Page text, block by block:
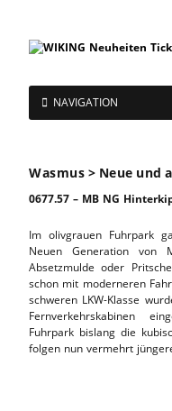
NAVIGATION
Wasmus > Neue und
0677.57 – MB NG
Im olivgrauen Fuhrpark
Neuen Generation von
Absetzmulde oder
schon mit moderneren
schweren LKW-Klasse
Fernverkehrskabinen
Fuhrpark bislang die
folgen nun vermehrt